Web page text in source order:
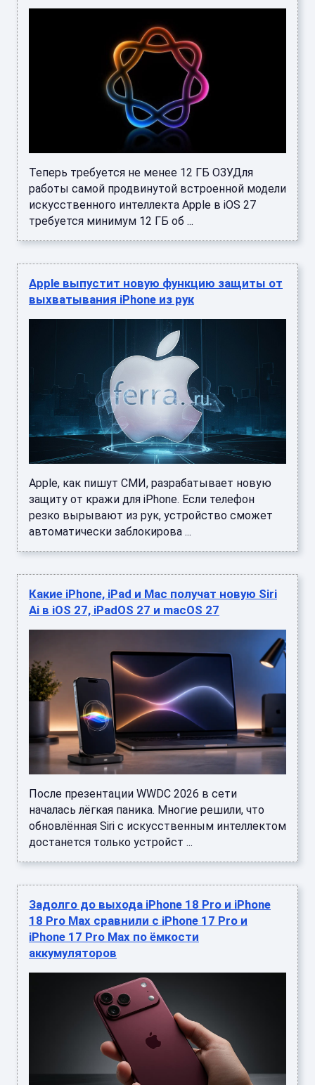
Теперь требуется не менее 12 ГБ ОЗУДля
работы самой продвинутой встроенной модели
искусственного интеллекта Apple в iOS 27
требуется минимум 12 ГБ об ...
Apple выпустит новую функцию защиты от
выхватывания iPhone из рук
Apple, как пишут СМИ, разрабатывает новую
защиту от кражи для iPhone. Если телефон
резко вырывают из рук, устройство сможет
автоматически заблокирова ...
Какие iPhone, iPad и Mac получат новую Siri
Ai в iOS 27, iPadOS 27 и macOS 27
После презентации WWDC 2026 в сети
началась лёгкая паника. Многие решили, что
обновлённая Siri с искусственным интеллектом
достанется только устройст ...
Задолго до выхода iPhone 18 Pro и iPhone
18 Pro Max сравнили с iPhone 17 Pro и
iPhone 17 Pro Max по ёмкости
аккумуляторов